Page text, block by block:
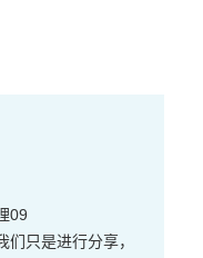
09
只是进行分享，